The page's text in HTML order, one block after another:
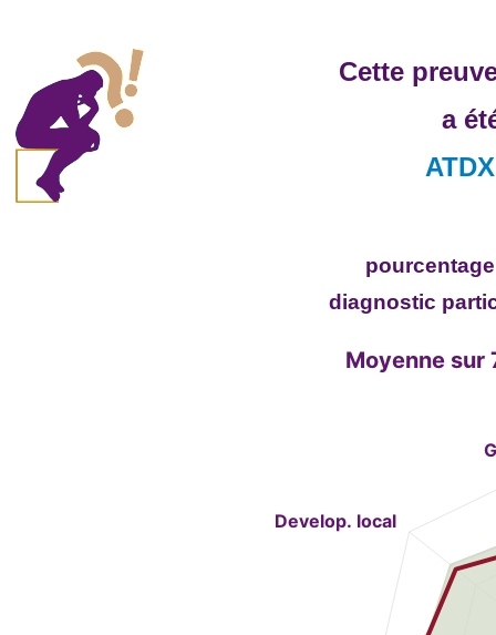
Cette
a
ATDX
diagnostic
View as data table, Moyenne sur 7
The chart has 1 X axis
The chart has 1 Y axis
Moyenne sur
Develop. local